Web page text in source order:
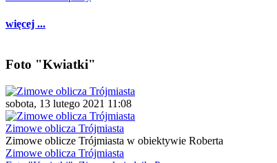
więcej ...
Foto "Kwiatki"
sobota, 13 lutego 2021 11:08
Zimowe oblicza Trójmiasta
Zimowe oblicze Trójmiasta w obiektywie Roberta
Zimowe oblicza Trójmiasta